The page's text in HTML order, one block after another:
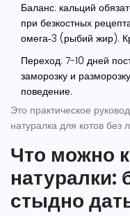
Баланс: кальций
при безкостных
омега‑3 (рыбий жир).
Переход: 7-10 дней
заморозку и
поведение.
Это практическое
натуралка для котов без
Что можно
натуралки:
стыдно